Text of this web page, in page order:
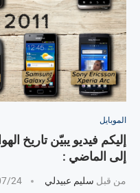
الموبايل
إليكم فيديو يبيّن تاريخ
إلى الماضي :
من قبل سليم عبيدلي 24